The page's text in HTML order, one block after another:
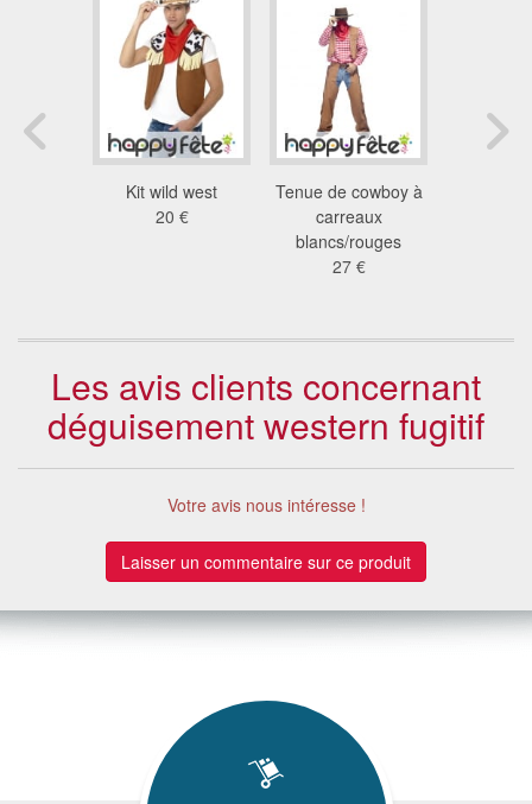
Kit wild west
20 €
Tenue de cowboy à
carreaux
blancs/rouges
27 €
Les avis clients concernant
déguisement western fugitif
Votre avis nous intéresse !
Laisser un commentaire sur ce produit